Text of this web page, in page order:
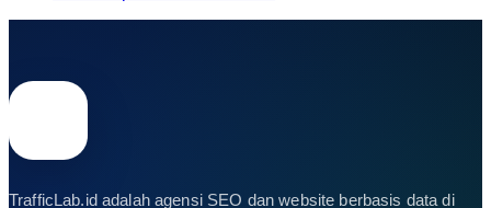
TrafficLab.id adalah agensi SEO dan website berbasis data di